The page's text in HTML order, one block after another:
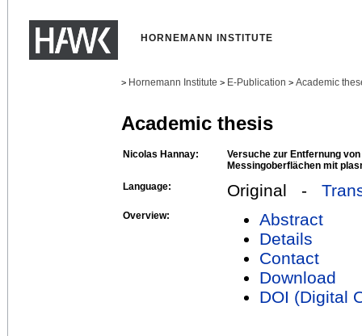
HORNEMANN INSTITUTE
> Hornemann Institute > E-Publication > Academic
Academic thesis
Nicolas Hannay:
Versuche zur Entfernung
Messingoberflächen mit
Language:
Original -
Overview:
Abstract
Details
Contact
Download
DOI (Digital